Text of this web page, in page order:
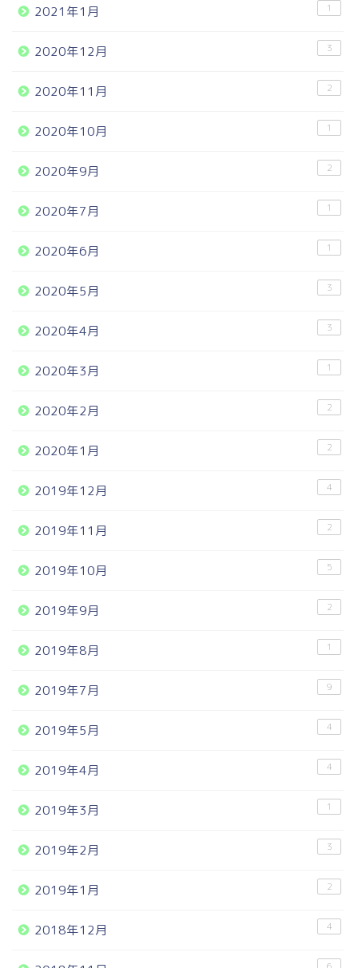
2021年1月 1
2020年12月 3
2020年11月 2
2020年10月 1
2020年9月 2
2020年7月 1
2020年6月 1
2020年5月 3
2020年4月 3
2020年3月 1
2020年2月 2
2020年1月 2
2019年12月 4
2019年11月 2
2019年10月 5
2019年9月 2
2019年8月 1
2019年7月 9
2019年5月 4
2019年4月 4
2019年3月 1
2019年2月 3
2019年1月 2
2018年12月 4